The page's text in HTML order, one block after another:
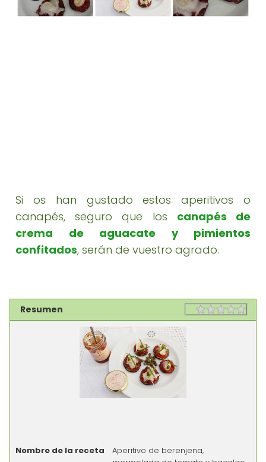
Si os han gustado estos aperitivos o
canapés, seguro que los canapés de
crema de aguacate y pimientos
confitados, serán de vuestro agrado.
Resumen Rating
Nombre de la receta
Aperitivo de berenjena,